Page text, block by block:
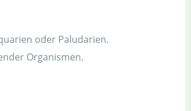
oder Paludarien.
Organismen.